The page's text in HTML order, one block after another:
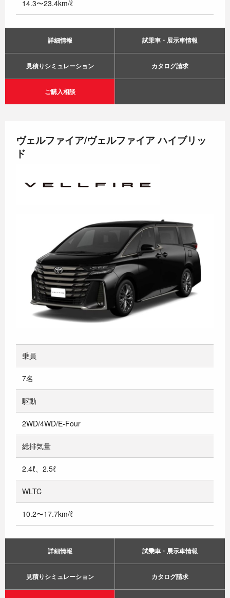
14.3〜23.4km/ℓ
詳細情報 試乗車・展示車情報
見積りシミュレーション カタログ請求
ご購入相談
ヴェルファイア/ヴェルファイア ハイブリッ
ド
乗員
7名
駆動
2WD/4WD/E-Four
総排気量
2.4ℓ、2.5ℓ
WLTC
10.2〜17.7km/ℓ
詳細情報 試乗車・展示車情報
見積りシミュレーション カタログ請求